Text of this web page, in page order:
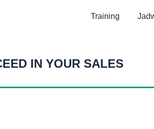
Training
IN YOUR SALES